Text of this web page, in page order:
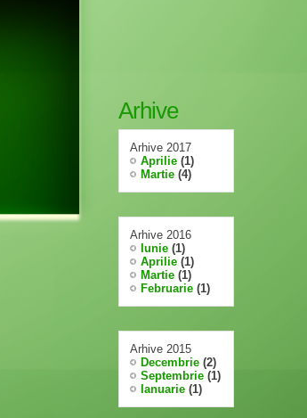
Arhive
Arhive 2017
Aprilie (1)
Martie (4)
Arhive 2016
Iunie (1)
Aprilie (1)
Martie (1)
Februarie (1)
Arhive 2015
Decembrie (2)
Septembrie (1)
Ianuarie (1)